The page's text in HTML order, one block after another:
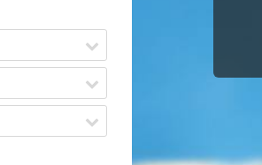
Aircondition